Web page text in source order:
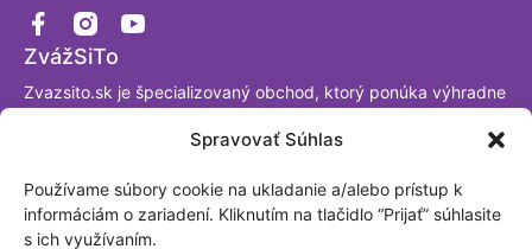
Spravovať Súhlas
Používame súbory cookie na ukladanie a/alebo prístup k
informáciám o zariadení. Kliknutím na tlačidlo “Prijať” súhlasite
s ich využívaním.
ZvážSiTo
Zvazsito.sk je špecializovaný obchod, ktorý ponúka výhradne
predaju digitálnych váh už viac ako 30 rokov a sme
akreditované laboratórium podľa ISO/IEC 17025:2017.
Fakturačná adresa: BRUTO, spol. s.r.o. Nová Trnavská 913